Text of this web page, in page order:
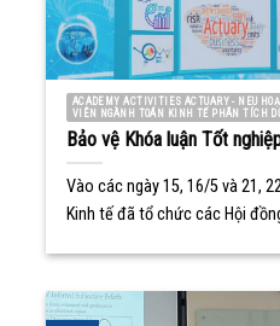
ACADEMY ACTIVITIES ACTUARY - NEU
VIÊN NGÀNH TOÁN KINH TẾ PHÂN TÍCH
Bảo vệ Khóa luận Tốt
Vào các ngày 15, 16/5 và 21,
Kinh tế đã tổ chức các Hội